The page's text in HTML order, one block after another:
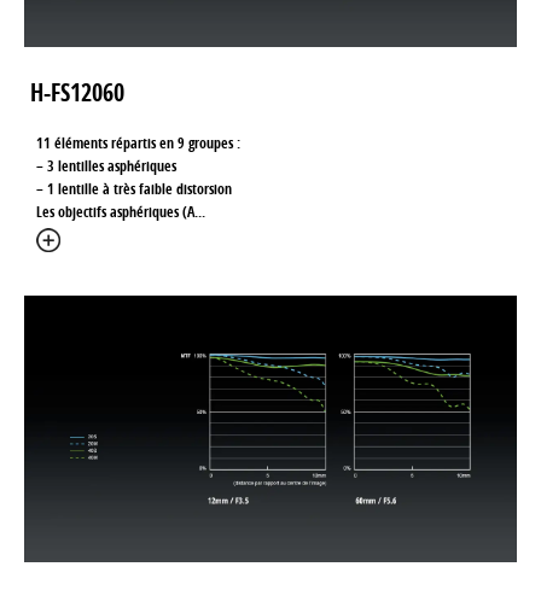
H-FS12060
11 éléments répartis en 9 groupes :
– 3 lentilles asphériques
– 1 lentille à très faible distorsion
Les objectifs asphériques (A...